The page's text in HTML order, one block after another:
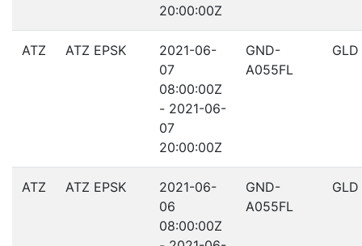
20:00:00Z
ATZ ATZ EPSK
2021-06-
07
08:00:00Z
- 2021-06-
07
20:00:00Z
GND-
A055FL
GLD
ATZ ATZ EPSK
2021-06-
06
08:00:00Z
GND-
A055FL
GLD